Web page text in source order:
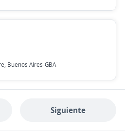
Buenos Aires-GBA
Siguiente